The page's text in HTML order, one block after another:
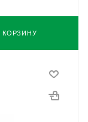
КОРЗИНУ